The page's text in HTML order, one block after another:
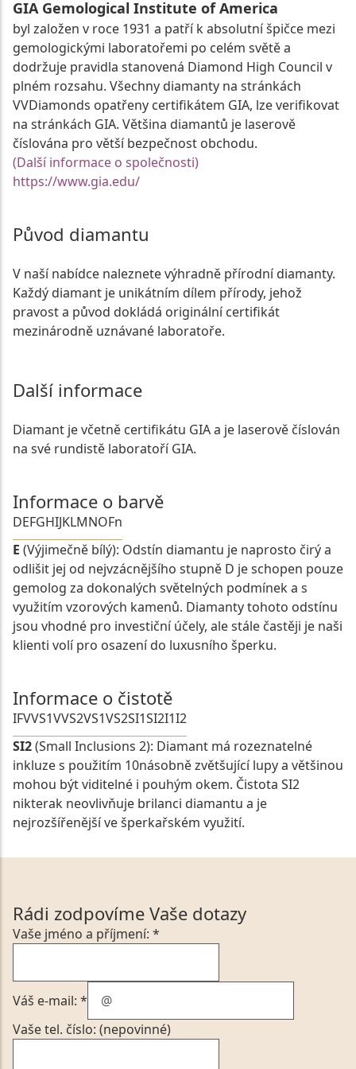
GIA Gemological Institute of America
byl založen v roce 1931 a patří k absolutní špičce mezi
gemologickými laboratořemi po celém světě a
dodržuje pravidla stanovená Diamond High Council v
plném rozsahu. Všechny diamanty na stránkách
VVDiamonds opatřeny certifikátem GIA, lze verifikovat
na stránkách GIA. Většina diamantů je laserově
číslována pro větší bezpečnost obchodu.
(Další informace o společnosti)
https://www.gia.edu/
Původ diamantu
V naší nabídce naleznete výhradně přírodní diamanty.
Každý diamant je unikátním dílem přírody, jehož
pravost a původ dokládá originální certifikát
mezinárodně uznávané laboratoře.
Další informace
Diamant je včetně certifikátu GIA a je laserově číslován
na své rundistě laboratoří GIA.
Informace o barvě
DEFGHIJKLMNOFn
E (Výjimečně bílý): Odstín diamantu je naprosto čirý a
odlišit jej od nejvzácnějšího stupně D je schopen pouze
gemolog za dokonalých světelných podmínek a s
využitím vzorových kamenů. Diamanty tohoto odstínu
jsou vhodné pro investiční účely, ale stále častěji je naši
klienti volí pro osazení do luxusního šperku.
Informace o čistotě
IFVVS1VVS2VS1VS2SI1SI2I1I2
SI2(Small Inclusions 2): Diamant má rozeznatelné
inkluze s použitím 10násobně zvětšující lupy a většinou
mohou být viditelné i pouhým okem. Čistota SI2
nikterak neovlivňuje brilanci diamantu a je
nejrozšířenější ve šperkařském využití.
Rádi zodpovíme Vaše dotazy
Vaše jméno a příjmení: *
Váš e-mail: *
Vaše tel. číslo: (nepovinné)